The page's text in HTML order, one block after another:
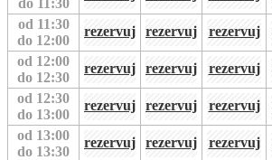
od 11:30
do 12:00
rezervuj rezervuj rezervuj
od 12:00
do 12:30
rezervuj rezervuj rezervuj
od 12:30
do 13:00
rezervuj rezervuj rezervuj
od 13:00
do 13:30
rezervuj rezervuj rezervuj